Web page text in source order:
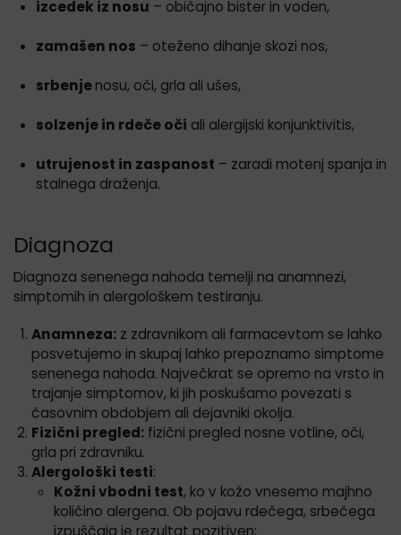
izcedek iz nosu – običajno bister in voden,
zamašen nos – oteženo dihanje skozi nos,
srbenjenosu, oči, grla ali ušes,
solzenje in rdeče oči ali alergijski konjunktivitis,
utrujenost in zaspanost – zaradi motenj spanja in
stalnega draženja.
Diagnoza
Diagnoza senenega nahoda temelji na anamnezi,
simptomih in alergološkem testiranju.
Anamneza: z zdravnikom ali farmacevtom se lahko
posvetujemo in skupaj lahko prepoznamo simptome
senenega nahoda. Največkrat se opremo na vrsto in
trajanje simptomov, ki jih poskušamo povezati s
časovnim obdobjem ali dejavniki okolja.
Fizični pregled: fizični pregled nosne votline, oči,
grla pri zdravniku.
Alergološki testi:
Kožni vbodni test, ko v kožo vnesemo majhno
količino alergena. Ob pojavu rdečega, srbečega
izpuščaja je rezultat pozitiven;